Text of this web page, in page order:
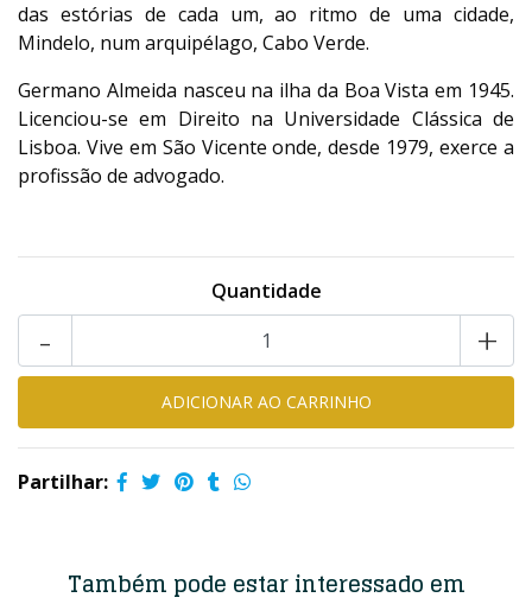
das estórias de cada um, ao ritmo de uma cidade,
Mindelo, num arquipélago, Cabo Verde.
Germano Almeida nasceu na ilha da Boa Vista em 1945.
Licenciou-se em Direito na Universidade Clássica de
Lisboa. Vive em São Vicente onde, desde 1979, exerce a
profissão de advogado.
Quantidade
+
-
Partilhar:
Também pode estar interessado em